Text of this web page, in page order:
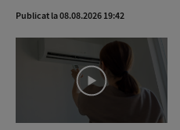
Publicat la 08.08.2026 19:42